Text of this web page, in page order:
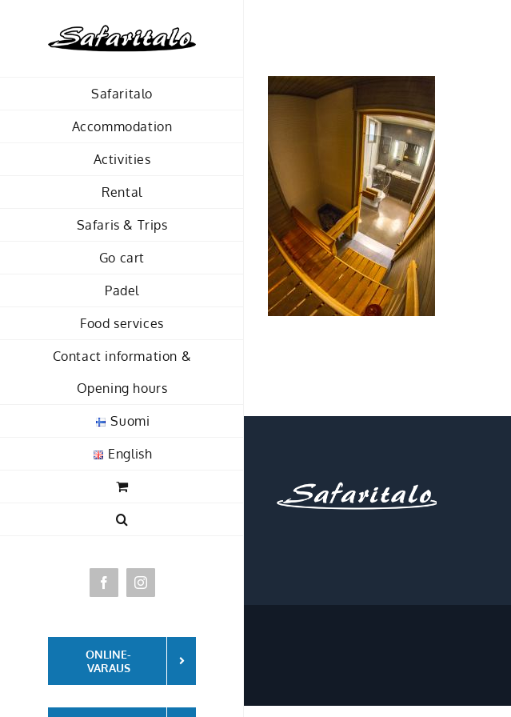
Safaritalo
Accommodation
Activities
Rental
Safaris & Trips
Go cart
Padel
Food services
Contact information &
Opening hours
Suomi
English
FacebookInstagram
ONLINE-
VARAUS